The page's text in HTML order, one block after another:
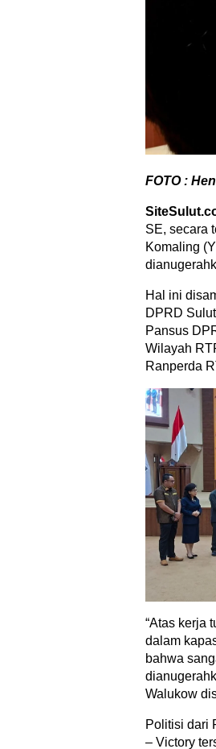
FOTO :
SE, secara
Komaling
Hal ini
DPRD
Pansus
Wilayah
Ranperda
“Atas kerja
dalam
bahwa
Walukow
Politisi dari
– Victory